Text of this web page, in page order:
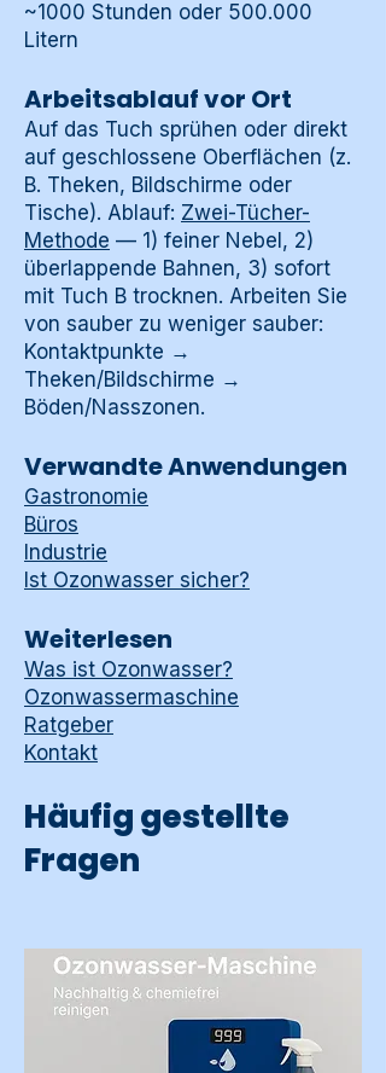
~1000 Stunden oder 500.000
Litern
Arbeitsablauf vor Ort
Auf das Tuch sprühen oder direkt
auf geschlossene Oberflächen (z.
B. Theken, Bildschirme oder
Tische). Ablauf: Zwei-Tücher-
Methode — 1) feiner Nebel, 2)
überlappende Bahnen, 3) sofort
mit Tuch B trocknen. Arbeiten Sie
von sauber zu weniger sauber:
Kontaktpunkte →
Theken/Bildschirme →
Böden/Nasszonen.
Verwandte Anwendungen
Gastronomie
Büros
Industrie
Ist Ozonwasser sicher?
Weiterlesen
Was ist Ozonwasser?
Ozonwassermaschine
Ratgeber
Kontakt
Häufig gestellte
Fragen